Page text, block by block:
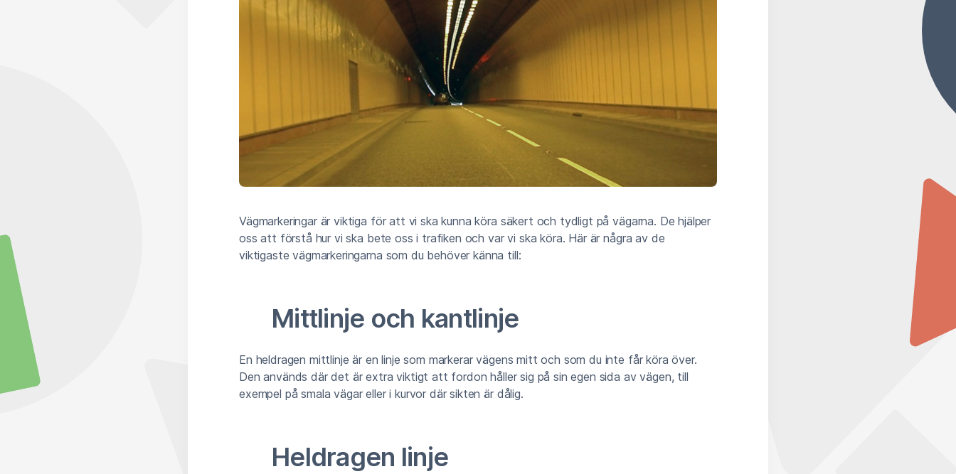
Vägmarkeringar är viktiga för att vi ska kunna köra säkert och tydligt på vägarna. De hjälper
oss att förstå hur vi ska bete oss i trafiken och var vi ska köra. Här är några av de
viktigaste vägmarkeringarna som du behöver känna till:
Mittlinje och kantlinje
En heldragen mittlinje är en linje som markerar vägens mitt och som du inte får köra över.
Den används där det är extra viktigt att fordon håller sig på sin egen sida av vägen, till
exempel på smala vägar eller i kurvor där sikten är dålig.
Heldragen linje